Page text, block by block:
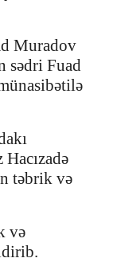
Muradov
sədri Fuad
təbrik və
və